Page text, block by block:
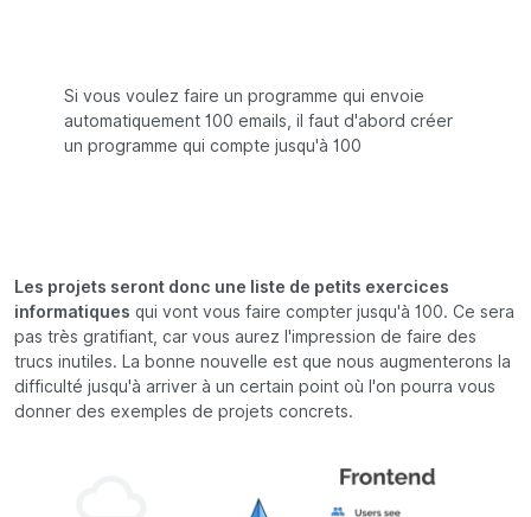
Si vous voulez faire un programme qui envoie
automatiquement 100 emails, il faut d'abord créer
un programme qui compte jusqu'à 100
Les projets seront donc une liste de petits exercices
informatiques qui vont vous faire compter jusqu'à 100. Ce sera
pas très gratifiant, car vous aurez l'impression de faire des
trucs inutiles. La bonne nouvelle est que nous augmenterons la
difficulté jusqu'à arriver à un certain point où l'on pourra vous
donner des exemples de projets concrets.